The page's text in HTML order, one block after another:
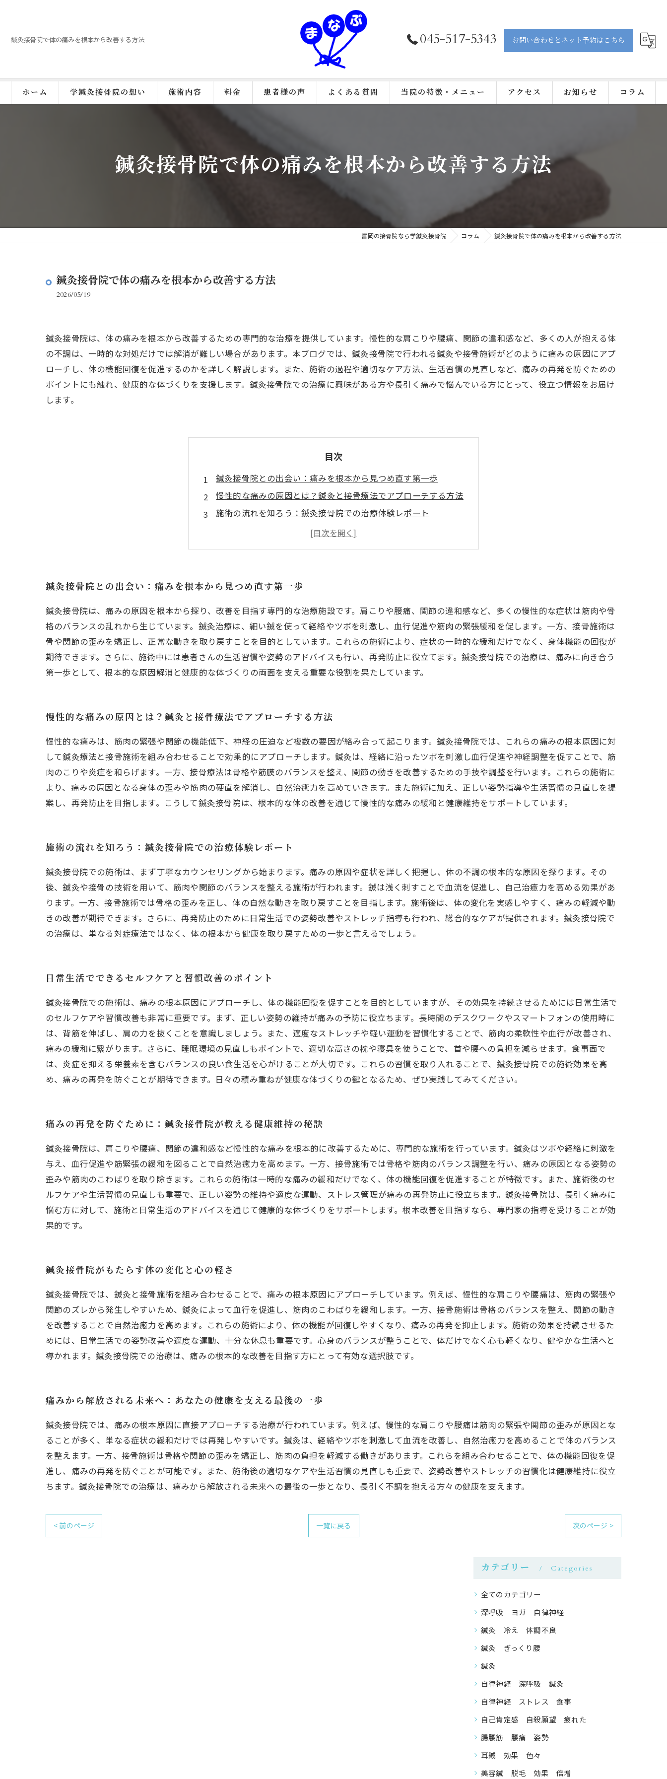
鍼灸接骨院で体の痛みを根本から改善する方法 045-517-5343 お問い合わせとネット予約はこちら
ホーム 学鍼灸接骨院の想い 施術内容 料金 患者様の声 よくある質問 当院の特徴・メニュー
美容鍼
肩こり
アクセス お知らせ コラム
鍼灸接骨院で体の痛みを根本から改善する方法
富岡の接骨院なら学鍼灸接骨院 コラム 鍼灸接骨院で体の痛みを根本から改善する方法
鍼灸接骨院で体の痛みを根本から改善する方法
2026/05/19
鍼灸接骨院は、体の痛みを根本から改善するための専門的な治療を提供しています。慢性的な肩こりや腰痛、関節の違和感など、多くの人が抱える体
の不調は、一時的な対処だけでは解消が難しい場合があります。本ブログでは、鍼灸接骨院で行われる鍼灸や接骨施術がどのように痛みの原因にアプ
ローチし、体の機能回復を促進するのかを詳しく解説します。また、施術の過程や適切なケア方法、生活習慣の見直しなど、痛みの再発を防ぐための
ポイントにも触れ、健康的な体づくりを支援します。鍼灸接骨院での治療に興味がある方や長引く痛みで悩んでいる方にとって、役立つ情報をお届け
します。
目次
鍼灸接骨院との出会い：痛みを根本から見つめ直す第一歩
慢性的な痛みの原因とは？鍼灸と接骨療法でアプローチする方法
施術の流れを知ろう：鍼灸接骨院での治療体験レポート
日常生活でできるセルフケアと習慣改善のポイント
痛みの再発を防ぐために：鍼灸接骨院が教える健康維持の秘訣
痛みから解放される未来へ：あなたの健康を支える最後の一歩
鍼灸接骨院との出会い：痛みを根本から見つめ直す第一歩
鍼灸接骨院は、痛みの原因を根本から探り、改善を目指す専門的な治療施設です。肩こりや腰痛、関節の違和感など、多くの慢性的な症状は筋肉や骨
格のバランスの乱れから生じています。鍼灸治療は、細い鍼を使って経絡やツボを刺激し、血行促進や筋肉の緊張緩和を促します。一方、接骨施術は
骨や関節の歪みを矯正し、正常な動きを取り戻すことを目的としています。これらの施術により、症状の一時的な緩和だけでなく、身体機能の回復が
期待できます。さらに、施術中には患者さんの生活習慣や姿勢のアドバイスも行い、再発防止に役立てます。鍼灸接骨院での治療は、痛みに向き合う
第一歩として、根本的な原因解消と健康的な体づくりの両面を支える重要な役割を果たしています。
慢性的な痛みの原因とは？鍼灸と接骨療法でアプローチする方法
慢性的な痛みは、筋肉の緊張や関節の機能低下、神経の圧迫など複数の要因が絡み合って起こります。鍼灸接骨院では、これらの痛みの根本原因に対
して鍼灸療法と接骨施術を組み合わせることで効果的にアプローチします。鍼灸は、経絡に沿ったツボを刺激し血行促進や神経調整を促すことで、筋
肉のこりや炎症を和らげます。一方、接骨療法は骨格や筋膜のバランスを整え、関節の動きを改善するための手技や調整を行います。これらの施術に
より、痛みの原因となる身体の歪みや筋肉の硬直を解消し、自然治癒力を高めていきます。また施術に加え、正しい姿勢指導や生活習慣の見直しを提
案し、再発防止を目指します。こうして鍼灸接骨院は、根本的な体の改善を通じて慢性的な痛みの緩和と健康維持をサポートしています。
施術の流れを知ろう：鍼灸接骨院での治療体験レポート
鍼灸接骨院での施術は、まず丁寧なカウンセリングから始まります。痛みの原因や症状を詳しく把握し、体の不調の根本的な原因を探ります。その
後、鍼灸や接骨の技術を用いて、筋肉や関節のバランスを整える施術が行われます。鍼は浅く刺すことで血流を促進し、自己治癒力を高める効果があ
ります。一方、接骨施術では骨格の歪みを正し、体の自然な動きを取り戻すことを目指します。施術後は、体の変化を実感しやすく、痛みの軽減や動
きの改善が期待できます。さらに、再発防止のために日常生活での姿勢改善やストレッチ指導も行われ、総合的なケアが提供されます。鍼灸接骨院で
の治療は、単なる対症療法ではなく、体の根本から健康を取り戻すための一歩と言えるでしょう。
日常生活でできるセルフケアと習慣改善のポイント
鍼灸接骨院での施術は、痛みの根本原因にアプローチし、体の機能回復を促すことを目的としていますが、その効果を持続させるためには日常生活で
のセルフケアや習慣改善も非常に重要です。まず、正しい姿勢の維持が痛みの予防に役立ちます。長時間のデスクワークやスマートフォンの使用時に
は、背筋を伸ばし、肩の力を抜くことを意識しましょう。また、適度なストレッチや軽い運動を習慣化することで、筋肉の柔軟性や血行が改善され、
痛みの緩和に繋がります。さらに、睡眠環境の見直しもポイントで、適切な高さの枕や寝具を使うことで、首や腰への負担を減らせます。食事面で
は、炎症を抑える栄養素を含むバランスの良い食生活を心がけることが大切です。これらの習慣を取り入れることで、鍼灸接骨院での施術効果を高
め、痛みの再発を防ぐことが期待できます。日々の積み重ねが健康な体づくりの鍵となるため、ぜひ実践してみてください。
痛みの再発を防ぐために：鍼灸接骨院が教える健康維持の秘訣
鍼灸接骨院は、肩こりや腰痛、関節の違和感など慢性的な痛みを根本的に改善するために、専門的な施術を行っています。鍼灸はツボや経絡に刺激を
与え、血行促進や筋緊張の緩和を図ることで自然治癒力を高めます。一方、接骨施術では骨格や筋肉のバランス調整を行い、痛みの原因となる姿勢の
歪みや筋肉のこわばりを取り除きます。これらの施術は一時的な痛みの緩和だけでなく、体の機能回復を促進することが特徴です。また、施術後のセ
ルフケアや生活習慣の見直しも重要で、正しい姿勢の維持や適度な運動、ストレス管理が痛みの再発防止に役立ちます。鍼灸接骨院は、長引く痛みに
悩む方に対して、施術と日常生活のアドバイスを通じて健康的な体づくりをサポートします。根本改善を目指すなら、専門家の指導を受けることが効
果的です。
鍼灸接骨院がもたらす体の変化と心の軽さ
鍼灸接骨院では、鍼灸と接骨施術を組み合わせることで、痛みの根本原因にアプローチしています。例えば、慢性的な肩こりや腰痛は、筋肉の緊張や
関節のズレから発生しやすいため、鍼灸によって血行を促進し、筋肉のこわばりを緩和します。一方、接骨施術は骨格のバランスを整え、関節の動き
を改善することで自然治癒力を高めます。これらの施術により、体の機能が回復しやすくなり、痛みの再発を抑止します。施術の効果を持続させるた
めには、日常生活での姿勢改善や適度な運動、十分な休息も重要です。心身のバランスが整うことで、体だけでなく心も軽くなり、健やかな生活へと
導かれます。鍼灸接骨院での治療は、痛みの根本的な改善を目指す方にとって有効な選択肢です。
痛みから解放される未来へ：あなたの健康を支える最後の一歩
鍼灸接骨院では、痛みの根本原因に直接アプローチする治療が行われています。例えば、慢性的な肩こりや腰痛は筋肉の緊張や関節の歪みが原因とな
ることが多く、単なる症状の緩和だけでは再発しやすいです。鍼灸は、経絡やツボを刺激して血流を改善し、自然治癒力を高めることで体のバランス
を整えます。一方、接骨施術は骨格や関節の歪みを矯正し、筋肉の負担を軽減する働きがあります。これらを組み合わせることで、体の機能回復を促
進し、痛みの再発を防ぐことが可能です。また、施術後の適切なケアや生活習慣の見直しも重要で、姿勢改善やストレッチの習慣化は健康維持に役立
ちます。鍼灸接骨院での治療は、痛みから解放される未来への最後の一歩となり、長引く不調を抱える方々の健康を支えます。
< 前のページ 一覧に戻る 次のページ >
カテゴリー Categories
全てのカテゴリー
深呼吸 ヨガ 自律神経
鍼灸 冷え 体調不良
鍼灸 ぎっくり腰
鍼灸
自律神経 深呼吸 鍼灸
自律神経 ストレス 食事
自己肯定感 自殺願望 疲れた
腸腰筋 腰痛 姿勢
耳鍼 効果 色々
美容鍼 脱毛 効果 倍増